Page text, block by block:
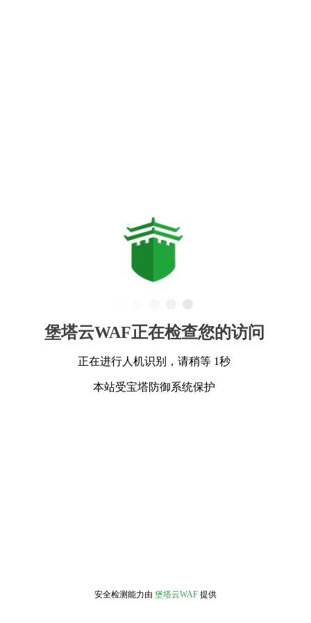
堡塔云WAF正在检查您的访问
正在进行人机识别，请稍等 1秒
本站受宝塔防御系统保护
安全检测能力由 堡塔云WAF 提供